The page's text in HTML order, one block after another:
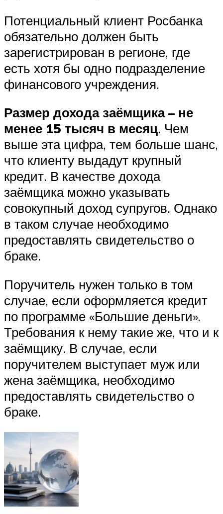
Потенциальный клиент Росбанка
обязательно должен быть
зарегистрирован в регионе, где
есть хотя бы одно подразделение
финансового учреждения.
Размер дохода заёмщика – не
менее 15 тысяч в месяц. Чем
выше эта цифра, тем больше шанс,
что клиенту выдадут крупный
кредит. В качестве дохода
заёмщика можно указывать
совокупный доход супругов. Однако
в таком случае необходимо
предоставлять свидетельство о
браке.
Поручитель нужен только в том
случае, если оформляется кредит
по программе «Большие деньги».
Требования к нему такие же, что и к
заёмщику. В случае, если
поручителем выступает муж или
жена заёмщика, необходимо
предоставлять свидетельство о
браке.